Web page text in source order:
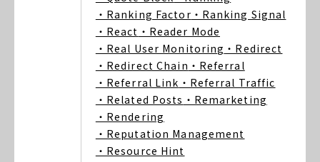
・Ranking Factor ・Ranking Signal
・React ・Reader Mode
・Real User Monitoring ・Redirect
・Redirect Chain ・Referral
・Referral Link ・Referral Traffic
・Related Posts ・Remarketing
・Rendering
・Reputation Management
・Resource Hint